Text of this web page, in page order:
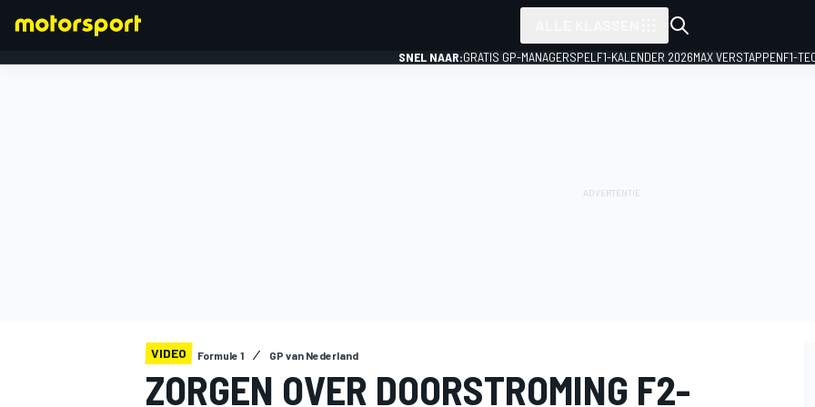
SNEL NAAR:GRATIS GP-MANAGERSPEL F1-KALENDER 2026MAX VERSTAPPENF1-
VIDEO Formule 1 GP van Nederland
ZORGEN OVER DOORSTROMING F2-